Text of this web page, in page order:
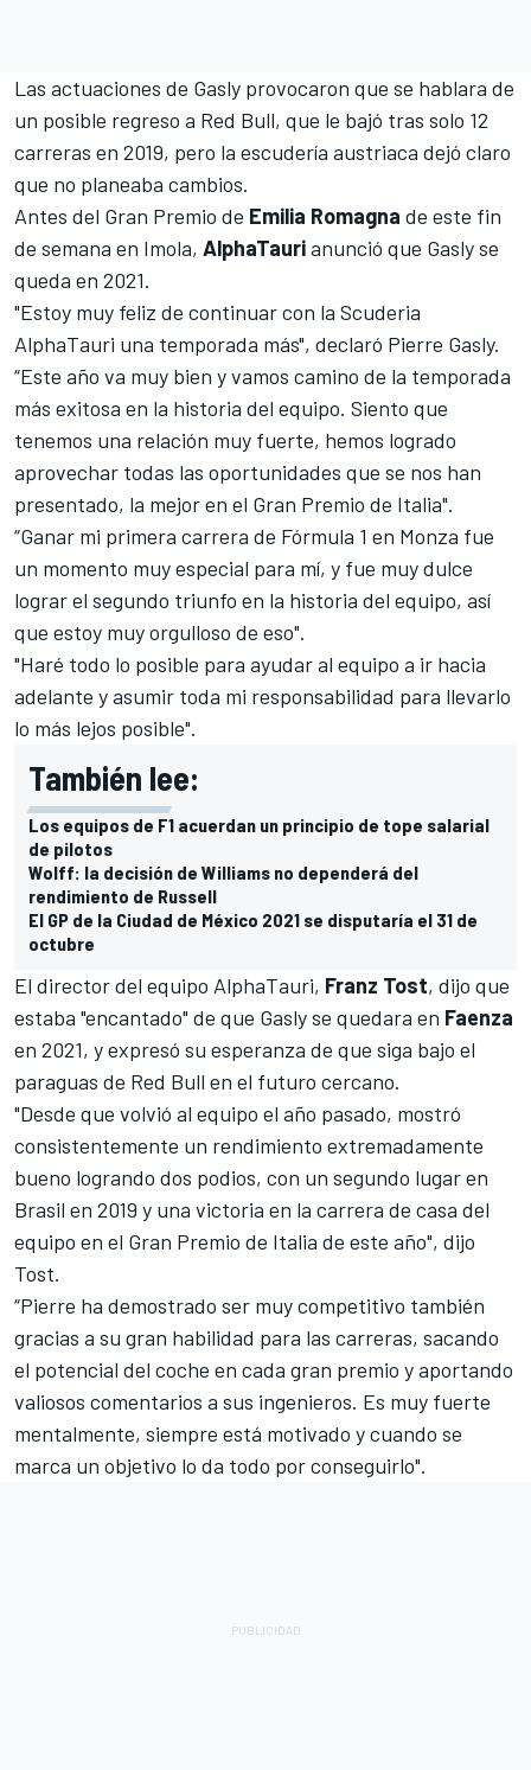
Las actuaciones de Gasly provocaron que se hablara de
un posible regreso a Red Bull, que le bajó tras solo 12
carreras en 2019, pero la escudería austriaca dejó claro
que no planeaba cambios.
Antes del Gran Premio de Emilia Romagna de este fin
de semana en Imola, AlphaTaurianunció que Gasly se
queda en 2021.
"Estoy muy feliz de continuar con la Scuderia
AlphaTauri una temporada más", declaró Pierre Gasly.
“Este año va muy bien y vamos camino de la temporada
más exitosa en la historia del equipo. Siento que
tenemos una relación muy fuerte, hemos logrado
aprovechar todas las oportunidades que se nos han
presentado, la mejor en el Gran Premio de Italia".
“Ganar mi primera carrera de Fórmula 1 en Monza fue
un momento muy especial para mí, y fue muy dulce
lograr el segundo triunfo en la historia del equipo, así
que estoy muy orgulloso de eso".
"Haré todo lo posible para ayudar al equipo a ir hacia
adelante y asumir toda mi responsabilidad para llevarlo
lo más lejos posible".
También lee:
Los equipos de F1 acuerdan un principio de tope salarial
de pilotos
Wolff: la decisión de Williams no dependerá del
rendimiento de Russell
El GP de la Ciudad de México 2021 se disputaría el 31 de
octubre
El director del equipo AlphaTauri, Franz Tost, dijo que
estaba "encantado" de que Gasly se quedara en Faenza
en 2021, y expresó su esperanza de que siga bajo el
paraguas de Red Bull en el futuro cercano.
"Desde que volvió al equipo el año pasado, mostró
consistentemente un rendimiento extremadamente
bueno logrando dos podios, con un segundo lugar en
Brasil en 2019 y una victoria en la carrera de casa del
equipo en el Gran Premio de Italia de este año", dijo
Tost.
“Pierre ha demostrado ser muy competitivo también
gracias a su gran habilidad para las carreras, sacando
el potencial del coche en cada gran premio y aportando
valiosos comentarios a sus ingenieros. Es muy fuerte
mentalmente, siempre está motivado y cuando se
marca un objetivo lo da todo por conseguirlo".